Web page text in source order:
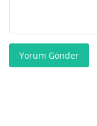
Yorum Gönder